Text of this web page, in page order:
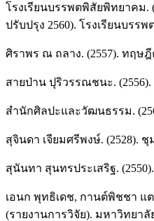
โรงเรียนบรรพตพิสัยพิทยาคม
ปรับปรุง 2560). โรงเรียนบรร
ศิราพร ณ ถลาง. (2557). ทฤษ
สายป่าน ปุริวรรณชนะ.
สำนักศิลปะและวัฒนธรรม.
สุจินดา เจียมศรีพงษ์. (2528).
สุนันทา สุนทรประเสริฐ.
เอนก พุทธิเดช, กานต์พิชชา แ
(รายงานการวิจัย). มหาวิทยา